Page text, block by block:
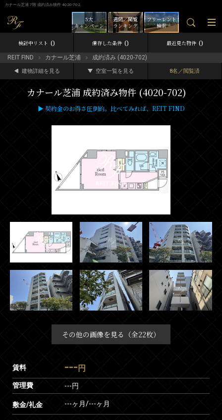
カナール芝浦 7階 成約済み物件 4020-702
フリーレント
検索
週間／閲覧
ランキング
5大
キャンペーン
検討中リスト 0 保存した条件 0 最近見た物件 0
REIT FIND カナール芝浦 成約済み (4020-702)
建物詳細を見る 空室一覧を見る 8名／閲覧済
カナール芝浦 成約済み物件 (4020-702)
▶ 契約金のお得さ圧倒的。比べてみれば、REIT FIND
その他の画像を見る（全22枚）
賃料 --- 円
管理費 ---円
敷金/礼金 ---ヶ月/---ヶ月